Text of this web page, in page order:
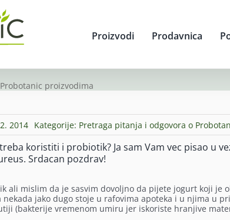
Proizvodi Prodavnica
proizvodima
2014 Kategorije: Pretraga pitanja i odgovora o
koristiti i probiotik? Ja sam Vam vec pisao u
Srdacan pozdrav!
ali mislim da je sasvim dovoljno da pijete jogurt koji je
nekada jako dugo stoje u rafovima apoteka i u njima u
(bakterije vremenom umiru jer iskoriste hranjive